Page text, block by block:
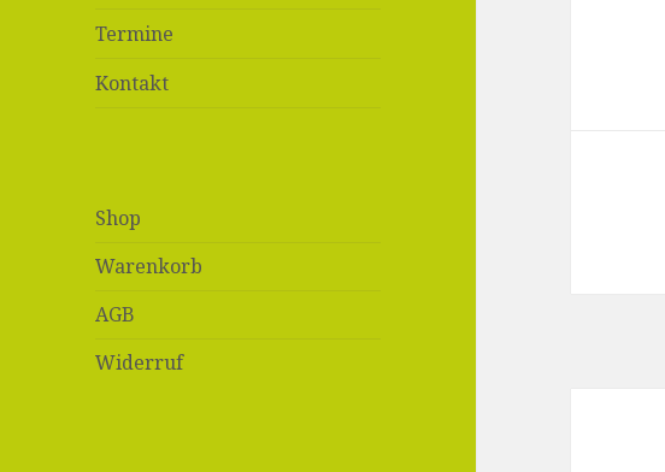
Termine
Kontakt
Shop
Warenkorb
AGB
Widerruf